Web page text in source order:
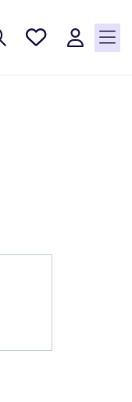
Empleos